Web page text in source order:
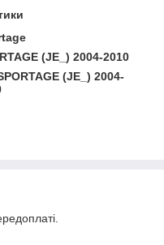
(JE_) 2004-2010
(JE_) 2004-